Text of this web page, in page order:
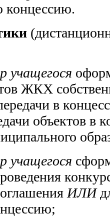
концессию.
учащегося
ЖКХ
в
объектов в
учащегося
ИЛИ